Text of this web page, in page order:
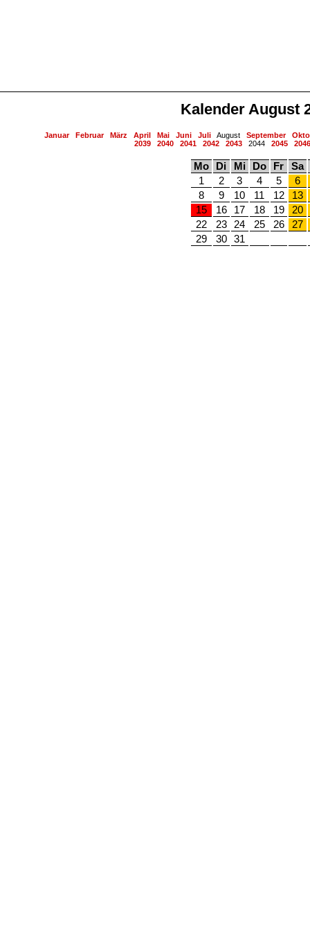
Kalender August
Januar Februar März April Mai Juni JuliAugust September
2039
2040 2041 2042 20432044 2045 2046
Mo Di Mi Do Fr
Sa
1
2 3 4 5
6
8
9 10 11 12
13
15
16 17 18 19
20
22
23 24 25 26
27
29
30 31